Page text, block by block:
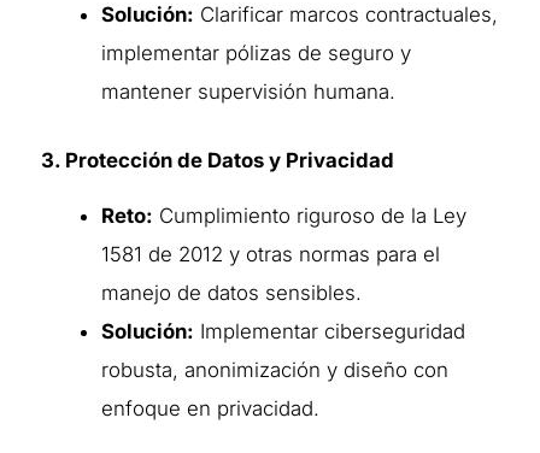
Solución: Clarificar marcos contractuales,
implementar pólizas de seguro y
mantener supervisión humana.
3. Protección de Datos y Privacidad
Reto: Cumplimiento riguroso de la Ley
1581 de 2012 y otras normas para el
manejo de datos sensibles.
Solución: Implementar ciberseguridad
robusta, anonimización y diseño con
enfoque en privacidad.